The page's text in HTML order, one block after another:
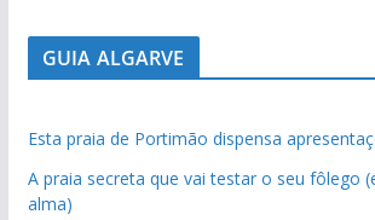
GUIA ALGARVE
Esta praia de Portimão dispensa
A praia secreta que vai testar o seu fôlego
alma)